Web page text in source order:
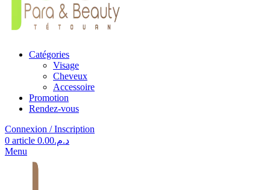
Catégories
Visage
Cheveux
Accessoire
Promotion
Rendez-vous
Connexion / Inscription
0 article د.م.0.00
Menu